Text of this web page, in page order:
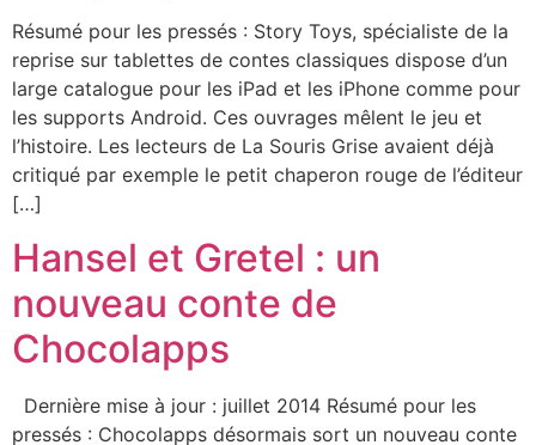
Résumé pour les pressés : Story Toys, spécialiste de la
reprise sur tablettes de contes classiques dispose d’un
large catalogue pour les iPad et les iPhone comme pour
les supports Android. Ces ouvrages mêlent le jeu et
l’histoire. Les lecteurs de La Souris Grise avaient déjà
critiqué par exemple le petit chaperon rouge de l’éditeur
[…]
Hansel et Gretel : un
nouveau conte de
Chocolapps
Dernière mise à jour : juillet 2014 Résumé pour les
pressés : Chocolapps désormais sort un nouveau conte